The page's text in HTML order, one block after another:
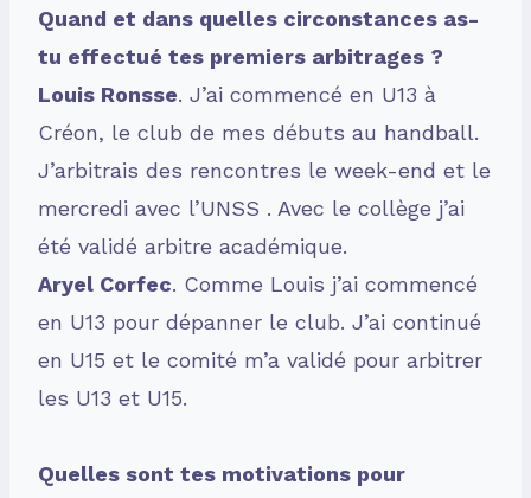
Quand et dans quelles circonstances as-
tu effectué tes premiers arbitrages ?
Louis Ronsse. J’ai commencé en U13 à
Créon, le club de mes débuts au handball.
J’arbitrais des rencontres le week-end et le
mercredi avec l’UNSS . Avec le collège j’ai
été validé arbitre académique.
Aryel Corfec. Comme Louis j’ai commencé
en U13 pour dépanner le club. J’ai continué
en U15 et le comité m’a validé pour arbitrer
les U13 et U15.
Quelles sont tes motivations pour